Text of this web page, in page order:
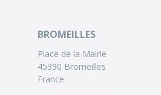
BROMEILLES
Place de la Mairie
45390 Bromeilles
France